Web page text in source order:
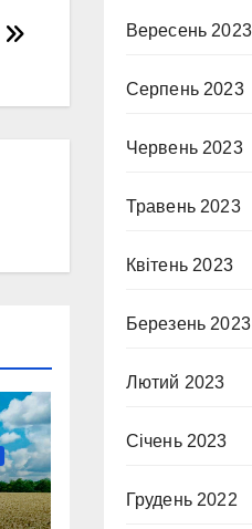
Вересень 2023
Серпень 2023
Червень 2023
Травень 2023
Квітень 2023
Березень 2023
Лютий 2023
Січень 2023
Грудень 2022